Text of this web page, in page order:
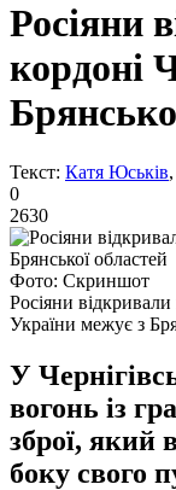
Росіяни
кордоні
Текст: Катя Юськів
0
2630
Фото: Скриншот
Росіяни відкривали
України межує з
У
вогонь із
зброї, який
боку свого